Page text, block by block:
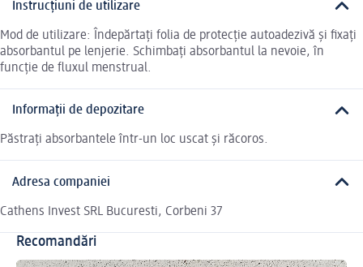
Instrucțiuni de utilizare
Mod de utilizare: Îndepărtați folia de protecție autoadezivă și fixați
absorbantul pe lenjerie. Schimbați absorbantul la nevoie, în
funcție de fluxul menstrual.
Informații de depozitare
Păstrați absorbantele într-un loc uscat și răcoros.
Adresa companiei
Cathens Invest SRL Bucuresti, Corbeni 37
Recomandări